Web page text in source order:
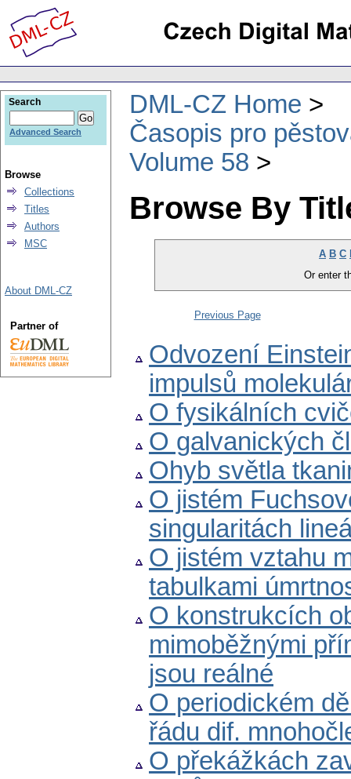
DML-CZ Home
Časopis pro
Volume 58
Browse By
A B C
Or enter
Previous Page
Odvození
impulsů
O fysikálních
O galvanických
Ohyb světla
O jistém
singularitách
O jistém vztahu
tabulkami
O konstrukcích
mimoběžnými
jsou reálné
O periodickém
řádu dif.
O překážkách
Search
Advanced Search
Browse
Collections
Titles
Authors
MSC
About DML-CZ
Partner of